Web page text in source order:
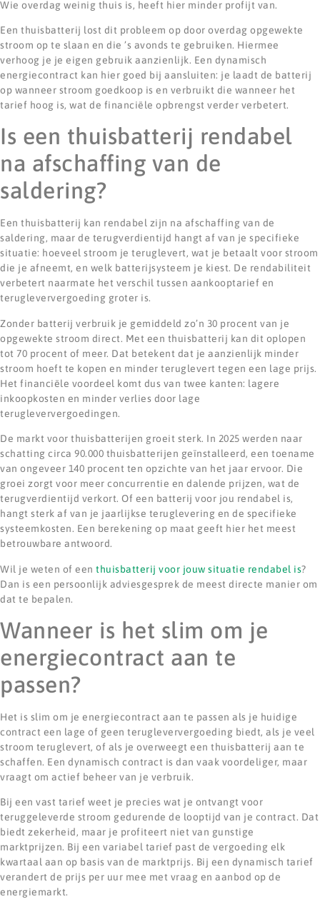
Wie overdag weinig thuis is, heeft hier minder profijt van.
Een thuisbatterij lost dit probleem op door overdag opgewekte
stroom op te slaan en die ’s avonds te gebruiken. Hiermee
verhoog je je eigen gebruik aanzienlijk. Een dynamisch
energiecontract kan hier goed bij aansluiten: je laadt de batterij
op wanneer stroom goedkoop is en verbruikt die wanneer het
tarief hoog is, wat de financiële opbrengst verder verbetert.
Is een thuisbatterij rendabel
na afschaffing van de
saldering?
Een thuisbatterij kan rendabel zijn na afschaffing van de
saldering, maar de terugverdientijd hangt af van je specifieke
situatie: hoeveel stroom je teruglevert, wat je betaalt voor stroom
die je afneemt, en welk batterijsysteem je kiest. De rendabiliteit
verbetert naarmate het verschil tussen aankooptarief en
terugleververgoeding groter is.
Zonder batterij verbruik je gemiddeld zo’n 30 procent van je
opgewekte stroom direct. Met een thuisbatterij kan dit oplopen
tot 70 procent of meer. Dat betekent dat je aanzienlijk minder
stroom hoeft te kopen en minder teruglevert tegen een lage prijs.
Het financiële voordeel komt dus van twee kanten: lagere
inkoopkosten en minder verlies door lage
terugleververgoedingen.
De markt voor thuisbatterijen groeit sterk. In 2025 werden naar
schatting circa 90.000 thuisbatterijen geïnstalleerd, een toename
van ongeveer 140 procent ten opzichte van het jaar ervoor. Die
groei zorgt voor meer concurrentie en dalende prijzen, wat de
terugverdientijd verkort. Of een batterij voor jou rendabel is,
hangt sterk af van je jaarlijkse teruglevering en de specifieke
systeemkosten. Een berekening op maat geeft hier het meest
betrouwbare antwoord.
Wil je weten of een thuisbatterij voor jouw situatie rendabel is?
Dan is een persoonlijk adviesgesprek de meest directe manier om
dat te bepalen.
Wanneer is het slim om je
energiecontract aan te
passen?
Het is slim om je energiecontract aan te passen als je huidige
contract een lage of geen terugleververgoeding biedt, als je veel
stroom teruglevert, of als je overweegt een thuisbatterij aan te
schaffen. Een dynamisch contract is dan vaak voordeliger, maar
vraagt om actief beheer van je verbruik.
Bij een vast tarief weet je precies wat je ontvangt voor
teruggeleverde stroom gedurende de looptijd van je contract. Dat
biedt zekerheid, maar je profiteert niet van gunstige
marktprijzen. Bij een variabel tarief past de vergoeding elk
kwartaal aan op basis van de marktprijs. Bij een dynamisch tarief
verandert de prijs per uur mee met vraag en aanbod op de
energiemarkt.